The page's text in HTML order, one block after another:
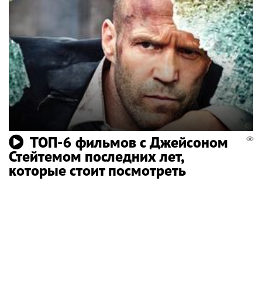
ТОП-6 фильмов с Джейсоном
Стейтемом последних лет,
которые стоит посмотреть